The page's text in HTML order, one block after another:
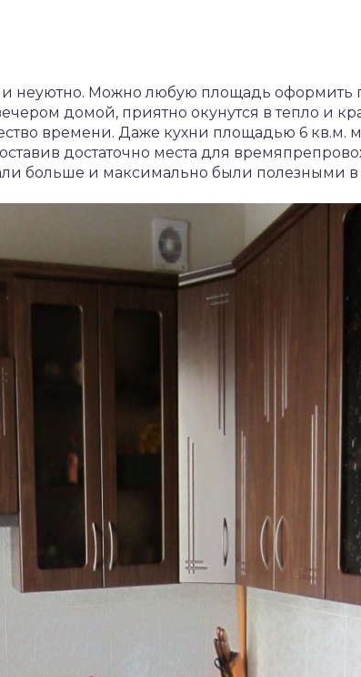
и неуютно. Можно любую площадь оформить
домой, приятно окунутся в тепло и
времени. Даже кухни площадью 6 кв.м.
достаточно места для
больше и максимально были полезными